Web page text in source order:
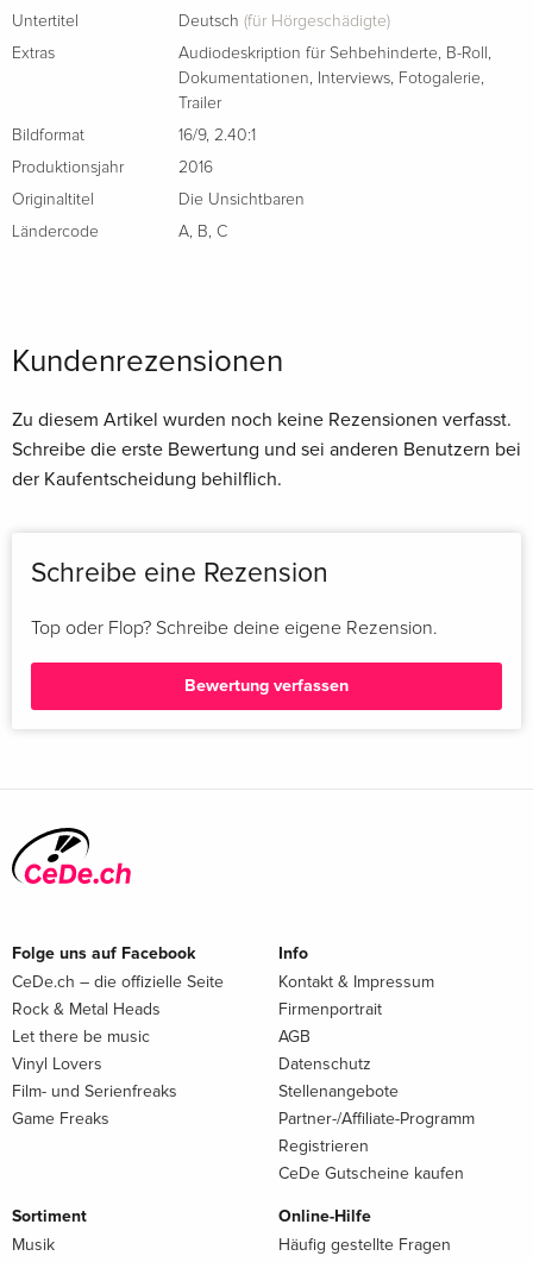
Untertitel
Deutsch (für Hörgeschädigte)
Extras
Audiodeskription für Sehbehinderte, B-Roll ,
Dokumentationen, Interviews, Fotogalerie,
Trailer
Bildformat
16/9, 2.40:1
Produktionsjahr
2016
Originaltitel
Die Unsichtbaren
Ländercode
A, B, C
Kundenrezensionen
Zu diesem Artikel wurden noch keine Rezensionen verfasst.
Schreibe die erste Bewertung und sei anderen Benutzern bei
der Kaufentscheidung behilflich.
Schreibe eine Rezension
Top oder Flop? Schreibe deine eigene Rezension.
Bewertung verfassen
Folge uns auf Facebook
CeDe.ch – die offizielle Seite
Rock & Metal Heads
Let there be music
Vinyl Lovers
Film- und Serienfreaks
Game Freaks
Info
Kontakt & Impressum
Firmenportrait
AGB
Datenschutz
Stellenangebote
Partner-/Affiliate-Programm
Registrieren
CeDe Gutscheine kaufen
Sortiment
Musik
Online-Hilfe
Häufig gestellte Fragen